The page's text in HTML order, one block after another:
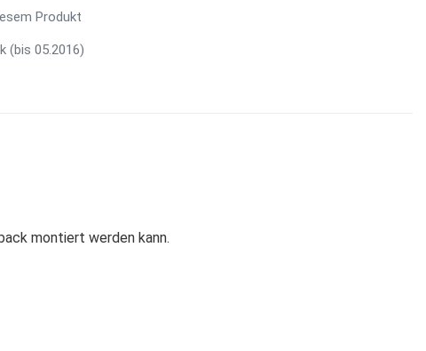
Produkt
(bis 05.2016)
montiert werden kann.